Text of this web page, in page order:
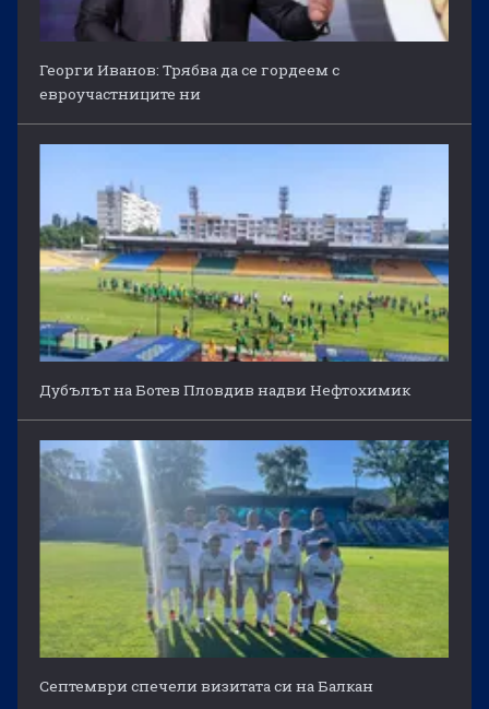
Георги Иванов: Трябва да се гордеем с
евроучастниците ни
Дубълът на Ботев Пловдив надви Нефтохимик
Септември спечели визитата си на Балкан